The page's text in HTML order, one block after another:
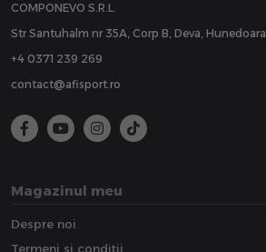
COMPONEVO S.R.L.
Str Santuhalm nr 35A, Corp B, Deva, Hunedoara
+4 0371 239 269
contact@afisport.ro
Magazinul meu
Despre noi
Termeni si conditii